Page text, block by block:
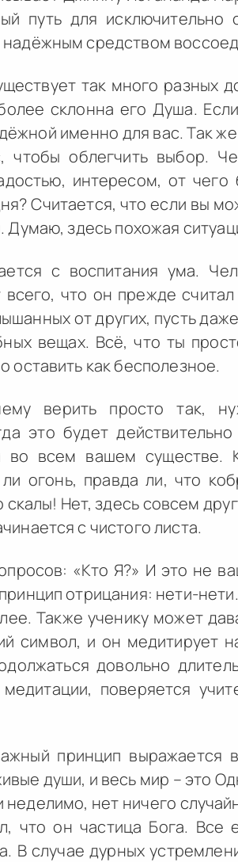
путь для
средством
так много разных
склонна его Душа.
именно для вас. Так
чтобы облегчить выбор.
интересом, от
Считается, что если вы
Думаю, здесь похожая
с воспитания ума.
всего, что он прежде
от других, пусть
вещах. Всё, что ты
оставить как бесполезное.
верить просто так,
это будет
всем вашем существе.
ли огонь, правда ли, что
скалы! Нет, здесь совсем
с чистого листа.
«Кто Я?» И это не
отрицания: нети-
Также ученику может
символ, и он медитирует
довольно
поверяется
принцип выражается
души, и весь мир – это
неделимо, нет ничего
что он частица Бога. Все
В случае дурных